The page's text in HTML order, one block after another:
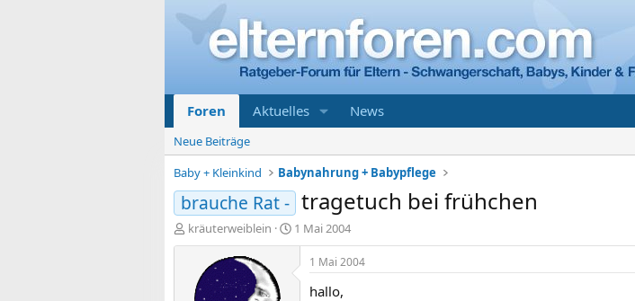
Foren Aktuelles News
Neue Beiträge
Baby + Kleinkind
Babynahrung + Babypflege
brauche Rat - tragetuch bei frühchen
E
r
kräuterweiblein
E
r
t
1 Mai 2004
1 Mai 2004
hallo,